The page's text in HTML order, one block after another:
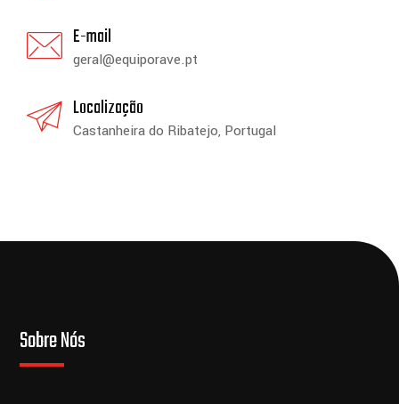
E-mail
geral@equiporave.pt
Localização
Castanheira do Ribatejo, Portugal
Sobre Nós